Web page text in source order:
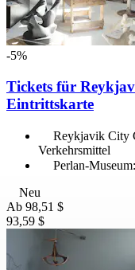
-5%
Tickets für
Eintrittskarte
Reykjavik City
Verkehrsmittel
Perlan-
Neu
Ab 98,51 $
93,59 $